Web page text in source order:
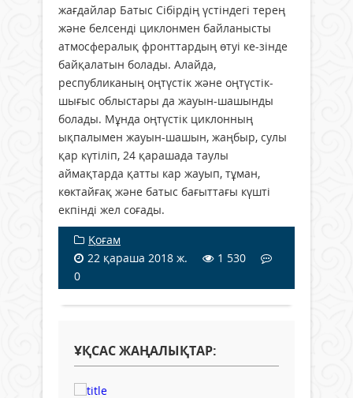
жағдайлар Батыс Сібірдің үстіндегі терең
және белсенді циклонмен байланысты
атмосфералық фронттардың өтуі ке-зінде
байқалатын болады. Алайда,
республиканың оңтүстік және оңтүстік-
шығыс облыстары да жауын-шашынды
болады. Мұнда оңтүстік циклонның
ықпалымен жауын-шашын, жаңбыр, сулы
қар күтіліп, 24 қарашада таулы
аймақтарда қатты кар жауып, тұман,
көктайғақ және батыс бағыттағы күшті
екпінді жел соғады.
Қоғам
22 қараша 2018 ж.
1 530
0
ҰҚСАС ЖАҢАЛЫҚТАР: